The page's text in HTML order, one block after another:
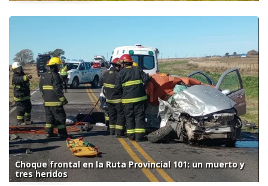
Choque frontal en la Ruta Provincial 101: un muerto y
tres heridos